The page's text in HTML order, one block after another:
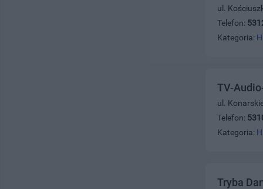
ul.
Telefon:
Kategoria:
TV-
ul.
Telefon:
Kategoria:
Tryba